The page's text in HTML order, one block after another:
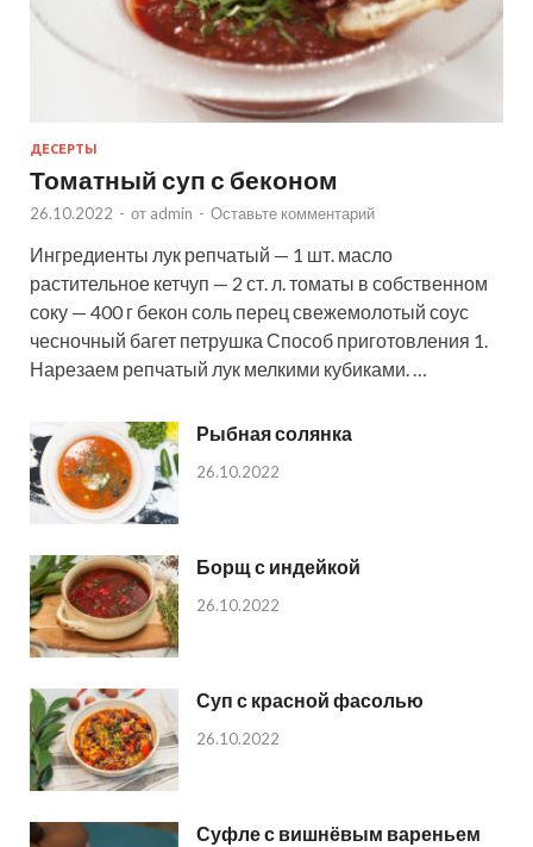
ДЕСЕРТЫ
Томатный суп с беконом
26.10.2022 - от admin - Оставьте комментарий
Ингредиенты лук репчатый — 1 шт. масло
растительное кетчуп — 2 ст. л. томаты в собственном
соку — 400 г бекон соль перец свежемолотый соус
чесночный багет петрушка Способ приготовления 1.
Нарезаем репчатый лук мелкими кубиками. …
Рыбная солянка
26.10.2022
Борщ с индейкой
26.10.2022
Суп с красной фасолью
26.10.2022
Суфле с вишнёвым вареньем